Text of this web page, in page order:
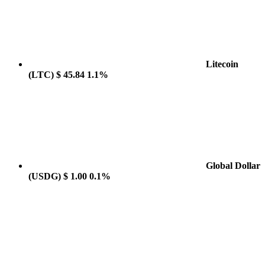
Litecoin
(LTC) $ 45.84 1.1%
Global Dollar
(USDG) $ 1.00 0.1%